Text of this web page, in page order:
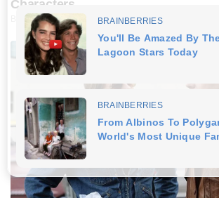
Characters
BRAINBERRIES